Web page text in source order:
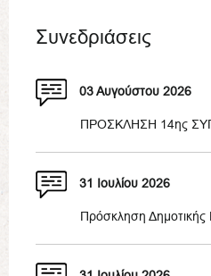
Συνεδριάσεις
03 Αυγούστου 2026
ΠΡΟΣΚΛΗΣΗ 14ης
31 Ιουλίου 2026
Πρόσκληση Δημοτικής